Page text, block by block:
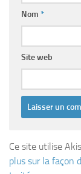
Nom *
Site web
Ce site utilise
plus sur la façon